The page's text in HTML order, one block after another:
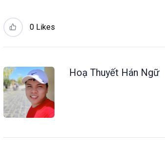
0Likes
Hoạ Thuyết Hán Ngữ